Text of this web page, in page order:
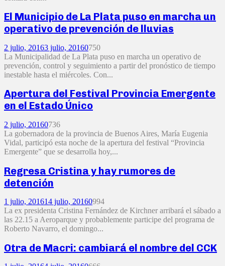
El Municipio de La Plata puso en marcha un
operativo de prevención de lluvias
2 julio, 20163 julio, 20160750
La Municipalidad de La Plata puso en marcha un operativo de
prevención, control y seguimiento a partir del pronóstico de tiempo
inestable hasta el miércoles. Con...
Apertura del Festival Provincia Emergente
en el Estado Único
2 julio, 20160736
La gobernadora de la provincia de Buenos Aires, María Eugenia
Vidal, participó esta noche de la apertura del festival “Provincia
Emergente” que se desarrolla hoy,...
Regresa Cristina y hay rumores de
detención
1 julio, 201614 julio, 20160994
La ex presidenta Cristina Fernández de Kirchner arribará el sábado a
las 22.15 a Aeroparque y probablemente participe del programa de
Roberto Navarro, el domingo...
Otra de Macri: cambiará el nombre del CCK